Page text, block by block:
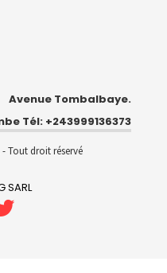
Avenue Tombalbaye.
Tél: +243999136373
- Tout droit réservé
SARL